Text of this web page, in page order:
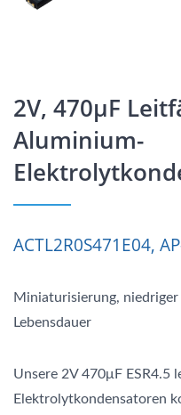
2V, 470μF
Aluminium-
ACTL2R0S471E04,
Miniaturisierung, niedriger
Lebensdauer
Unsere 2V 470μF ESR4.5
Elektrolytkondensatoren